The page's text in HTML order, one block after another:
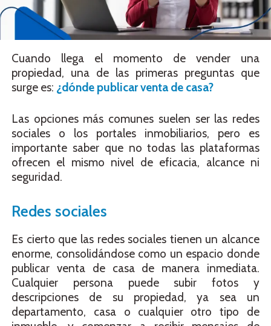
Cuando llega el momento de vender una
propiedad, una de las primeras preguntas que
surge es: ¿dónde publicar venta de casa?
Las opciones más comunes suelen ser las redes
sociales o los portales inmobiliarios, pero es
importante saber que no todas las plataformas
ofrecen el mismo nivel de eficacia, alcance ni
seguridad.
Redes sociales
Es cierto que las redes sociales tienen un alcance
enorme, consolidándose como un espacio donde
publicar venta de casa de manera inmediata.
Cualquier persona puede subir fotos y
descripciones de su propiedad, ya sea un
departamento, casa o cualquier otro tipo de